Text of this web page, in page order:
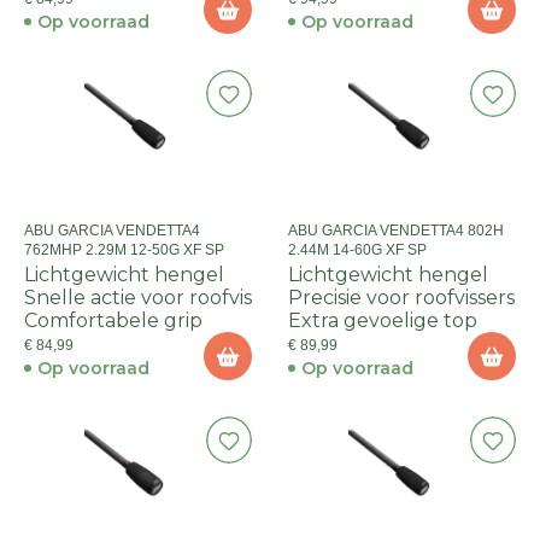
Op voorraad Op voorraad
ABU GARCIA VENDETTA4
762MHP 2.29M 12-50G XF SP
Lichtgewicht hengel
Snelle actie voor roofvis
Comfortabele grip
€ 84,99
Op voorraad
ABU GARCIA VENDETTA4 802H
2.44M 14-60G XF SP
Lichtgewicht hengel
Precisie voor roofvissers
Extra gevoelige top
€ 89,99
Op voorraad